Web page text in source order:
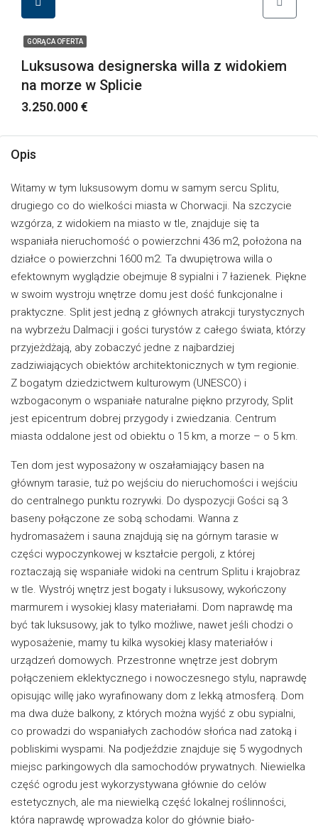
GORĄCA OFERTA
Luksusowa designerska willa z widokiem
na morze w Splicie
3.250.000 €
Opis
Witamy w tym luksusowym domu w samym sercu Splitu,
drugiego co do wielkości miasta w Chorwacji. Na szczycie
wzgórza, z widokiem na miasto w tle, znajduje się ta
wspaniała nieruchomość o powierzchni 436 m2, położona na
działce o powierzchni 1600 m2. Ta dwupiętrowa willa o
efektownym wyglądzie obejmuje 8 sypialni i 7 łazienek. Piękne
w swoim wystroju wnętrze domu jest dość funkcjonalne i
praktyczne. Split jest jedną z głównych atrakcji turystycznych
na wybrzeżu Dalmacji i gości turystów z całego świata, którzy
przyjeżdżają, aby zobaczyć jedne z najbardziej
zadziwiających obiektów architektonicznych w tym regionie.
Z bogatym dziedzictwem kulturowym (UNESCO) i
wzbogaconym o wspaniałe naturalne piękno przyrody, Split
jest epicentrum dobrej przygody i zwiedzania. Centrum
miasta oddalone jest od obiektu o 15 km, a morze – o 5 km.
Ten dom jest wyposażony w oszałamiający basen na
głównym tarasie, tuż po wejściu do nieruchomości i wejściu
do centralnego punktu rozrywki. Do dyspozycji Gości są 3
baseny połączone ze sobą schodami. Wanna z
hydromasażem i sauna znajdują się na górnym tarasie w
części wypoczynkowej w kształcie pergoli, z której
roztaczają się wspaniałe widoki na centrum Splitu i krajobraz
w tle. Wystrój wnętrz jest bogaty i luksusowy, wykończony
marmurem i wysokiej klasy materiałami. Dom naprawdę ma
być tak luksusowy, jak to tylko możliwe, nawet jeśli chodzi o
wyposażenie, mamy tu kilka wysokiej klasy materiałów i
urządzeń domowych. Przestronne wnętrze jest dobrym
połączeniem eklektycznego i nowoczesnego stylu, naprawdę
opisując willę jako wyrafinowany dom z lekką atmosferą. Dom
ma dwa duże balkony, z których można wyjść z obu sypialni,
co prowadzi do wspaniałych zachodów słońca nad zatoką i
pobliskimi wyspami. Na podjeździe znajduje się 5 wygodnych
miejsc parkingowych dla samochodów prywatnych. Niewielka
część ogrodu jest wykorzystywana głównie do celów
estetycznych, ale ma niewielką część lokalnej roślinności,
która naprawdę wprowadza kolor do głównie biało-